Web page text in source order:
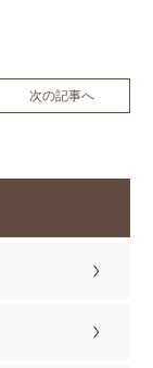
次の記事へ